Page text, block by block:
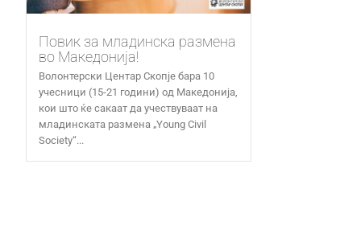
Повик за младинска размена
во Македонија!
Волонтерски Центар Скопје бара 10
учесници (15-21 години) од Македонија,
кои што ќе сакаат да учествуваат на
младинската размена „Young Civil
Society“...